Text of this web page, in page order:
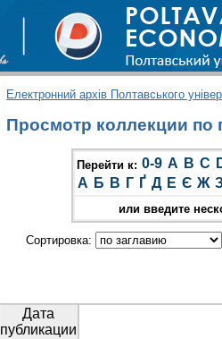
Електронний архів Полтавського
Просмотр коллекции по
Перейти к: 0-9 A B C
А Б В Г Ґ Д Е Є Ж
или введите
Сортировка:
Дата
публикации